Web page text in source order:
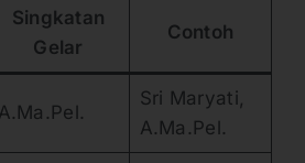
Singkatan
Gelar
Contoh
A.Ma.Pel.
Sri Maryati,
A.Ma.Pel.